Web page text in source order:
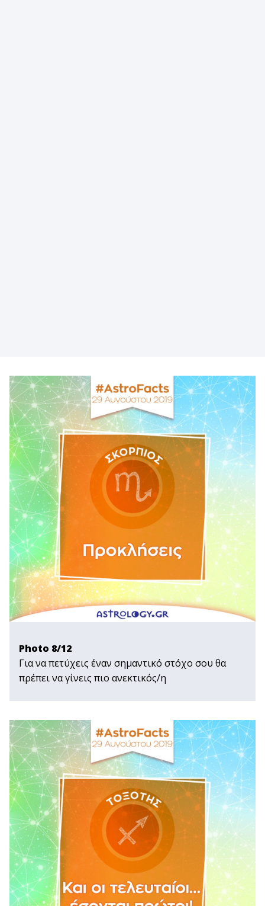
Photo 8/12
Για να πετύχεις έναν σημαντικό στόχο σου θα
πρέπει να γίνεις πιο ανεκτικός/η